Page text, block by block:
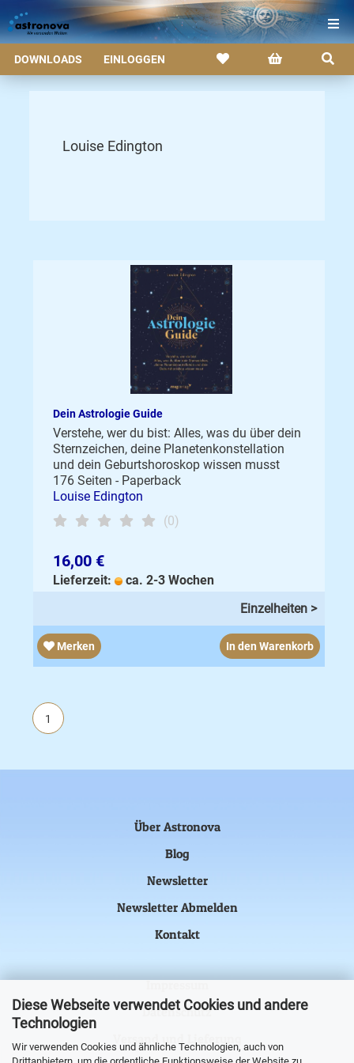
Diese Webseite verwendet Cookies und andere
Technologien
Wir verwenden Cookies und ähnliche Technologien, auch von
Drittanbietern, um die ordentliche Funktionsweise der Website zu
DOWNLOADS EINLOGGEN
Louise Edington
Dein Astrologie Guide
Verstehe, wer du bist: Alles, was du über dein
Sternzeichen, deine Planetenkonstellation
und dein Geburtshoroskop wissen musst
176 Seiten - Paperback
Louise Edington
(0)
16,00 €
Lieferzeit:
ca. 2-3 Wochen
Einzelheiten >
Merken In den Warenkorb
1
Über Astronova
Blog
Newsletter
Newsletter Abmelden
Kontakt
Impressum
Datenschutz